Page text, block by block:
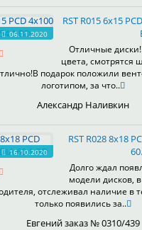
06.11.2020
RST R015 6x15
Отличные диски!
цвета, смотрятся
подарок положили
логотипом, за что..
Александр Наливкин
16.10.2020
RST R028 8x18
Долго ждал
модели дисков,
отслеживал наличие в
только появились за..
Евгений заказ № 0310/439